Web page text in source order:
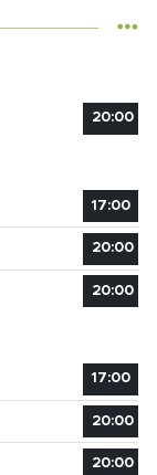
20:00
17:00
20:00
20:00
17:00
20:00
20:00